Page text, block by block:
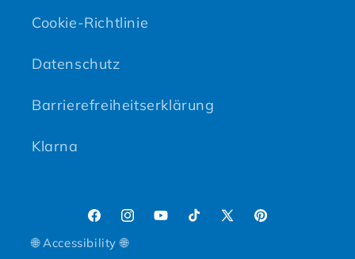
Cookie-Richtlinie
Datenschutz
Barrierefreiheitserklärung
Klarna
FacebookInstagram
YouTubeTikTokX (Twitter)
Pinterest
🌐 Accessibility 🌐